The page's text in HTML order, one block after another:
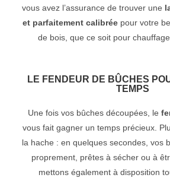
vous avez l’assurance de trouver une
et parfaitement calibréepour votre
de bois, que ce soit pour
LE FENDEUR DE BÛCHES
TEMPS
Une fois vos bûches découpées, le
vous fait gagner un temps précieux.
la hache : en quelques secondes, vos
proprement, prêtes à sécher ou à
mettons également à disposition